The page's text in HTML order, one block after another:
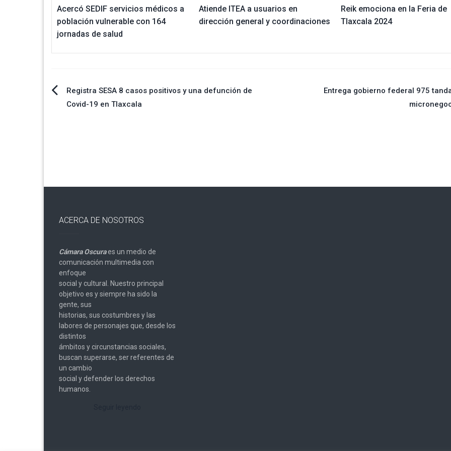
Acercó SEDIF servicios médicos a
población vulnerable con 164
jornadas de salud
Atiende ITEA a usuarios en
dirección general y coordinaciones
Reik emociona en la Feria de
Tlaxcala 2024
Navegación
Registra SESA 8 casos positivos y una defunción de
Covid-19 en Tlaxcala
Entrega gobierno federal 975
ACERCA DE NOSOTROS
Cámara Oscuraes un medio de
comunicación multimedia con
enfoque
social y cultural. Nuestro principal
objetivo es y siempre ha sido la
gente, sus
historias, sus costumbres y las
labores de personajes que, desde los
distintos
ámbitos y circunstancias sociales,
buscan superarse, ser referentes de
un cambio
social y defender los derechos
humanos.